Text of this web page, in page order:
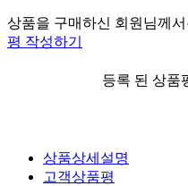
상품을 구매하신 회원님께서
평 작성하기
등록 된 상품
상품상세설명
고객상품평